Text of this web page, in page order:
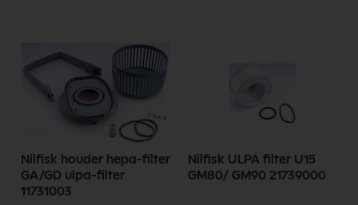
Nilfisk houder hepa-filter
GA/GD ulpa-filter
11731003
Nilfisk ULPA filter U15
GM80/ GM90 21739000